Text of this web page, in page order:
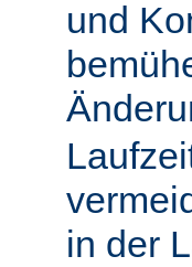
und
in der